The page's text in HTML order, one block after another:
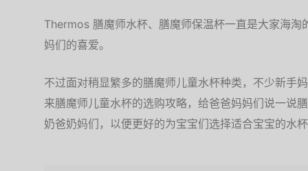
Thermos 膳魔师水杯、膳魔师保温杯一直是大家海
妈们的喜爱。
不过面对稍显繁多的膳魔师儿童水杯种类，不少新手
来膳魔师儿童水杯的选购攻略，给爸爸妈妈们说一说
奶爸奶妈们，以便更好的为宝宝们选择适合宝宝的水